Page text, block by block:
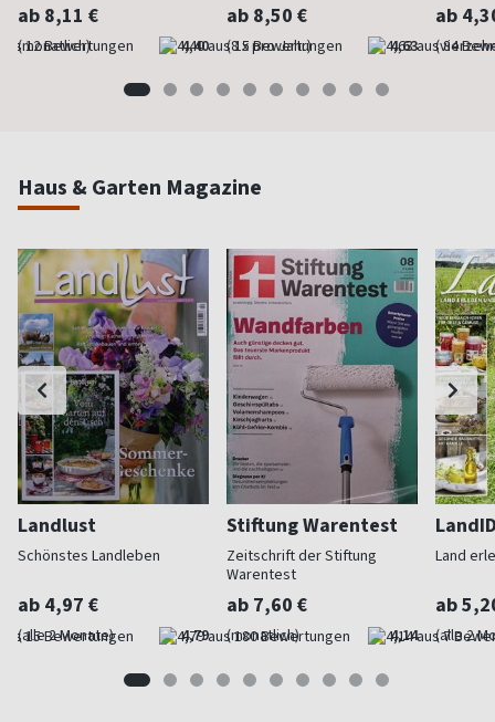
ab 8,11 €
(monatlich) 4,40
ab 8,50 €
(8 x pro Jahr) 4,63
ab
Haus & Garten Magazine
Landlust
Schönstes Landleben
ab 4,97 €
(alle 2 Monate) 4,79
Stiftung Warentest
Zeitschrift der Stiftung
Warentest
ab 7,60 €
(monatlich) 4,14
Land
ab
(alle 2